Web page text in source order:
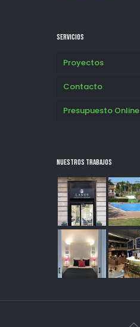
SERVICIOS
Proyectos
Contacto
Presupuesto Online
NUESTROS TRABAJOS